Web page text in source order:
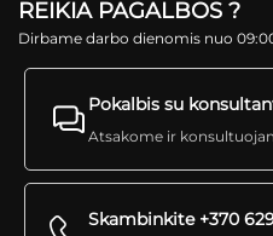
REIKIA PAGALBOS ?
Dirbame darbo dienomis nuo
Pokalbis su
Atsakome ir
Skambinkite +370